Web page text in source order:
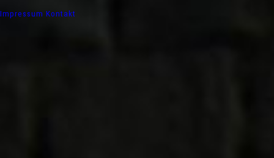
Impressum Kontakt